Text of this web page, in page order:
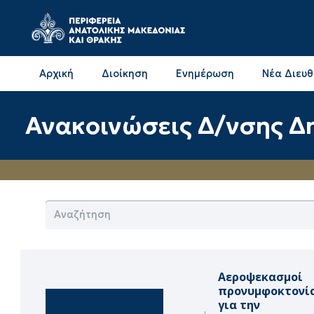
Αρχική Διοίκηση Ενημέρωση Νέα
Ανακοινώσεις Δ/νσης
Αεροψεκασμοί
για την